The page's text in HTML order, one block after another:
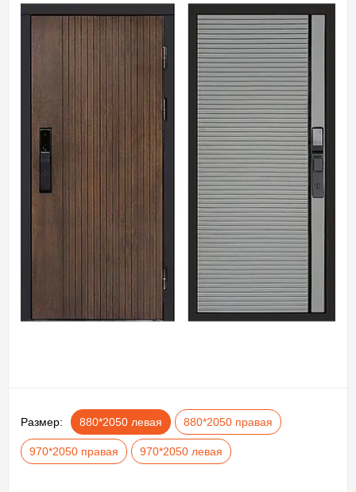
Размер: 880*2050 левая 880*2050 правая
970*2050 правая 970*2050 левая